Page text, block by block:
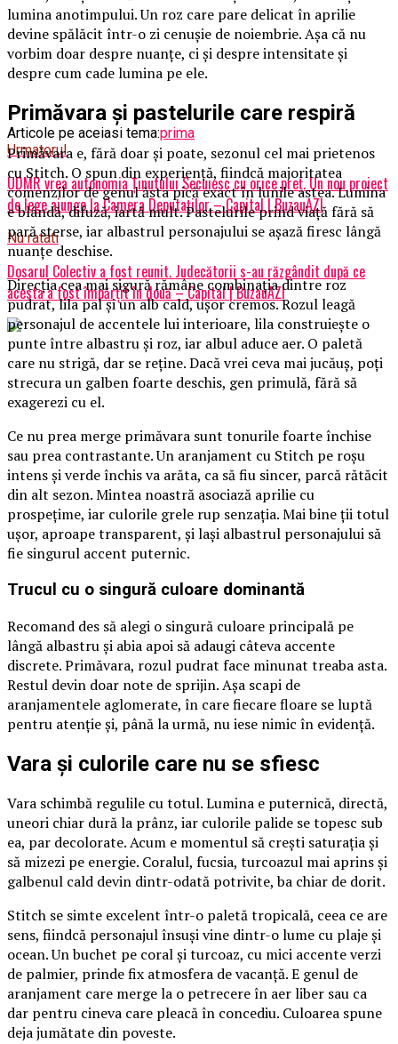
Articole pe aceiasi tema:prima
Urmatorul
UDMR vrea autonomia Ținutului Secuiesc cu orice preț. Un nou proiect
de lege ajunge la Camera Deputaților – Capital | BuzauAZI
Nu ratati
Dosarul Colectiv a fost reunit. Judecătorii s-au răzgândit după ce
acesta a fost împărțit în două – Capital | BuzauAZI
lumina anotimpului. Un roz care pare delicat în aprilie
devine spălăcit într-o zi cenușie de noiembrie. Așa că nu
vorbim doar despre nuanțe, ci și despre intensitate și
despre cum cade lumina pe ele.
Primăvara și pastelurile care respiră
Primăvara e, fără doar și poate, sezonul cel mai prietenos
cu Stitch. O spun din experiență, fiindcă majoritatea
comenzilor de genul ăsta pică exact în lunile astea. Lumina
e blândă, difuză, iartă mult. Pastelurile prind viață fără să
pară sterse, iar albastrul personajului se așază firesc lângă
nuanțe deschise.
Direcția cea mai sigură rămâne combinația dintre roz
pudrat, lila pal și un alb cald, ușor cremos. Rozul leagă
personajul de accentele lui interioare, lila construiește o
punte între albastru și roz, iar albul aduce aer. O paletă
care nu strigă, dar se reține. Dacă vrei ceva mai jucăuș, poți
strecura un galben foarte deschis, gen primulă, fără să
exagerezi cu el.
Ce nu prea merge primăvara sunt tonurile foarte închise
sau prea contrastante. Un aranjament cu Stitch pe roșu
intens și verde închis va arăta, ca să fiu sincer, parcă rătăcit
din alt sezon. Mintea noastră asociază aprilie cu
prospețime, iar culorile grele rup senzația. Mai bine ții totul
ușor, aproape transparent, și lași albastrul personajului să
fie singurul accent puternic.
Trucul cu o singură culoare dominantă
Recomand des să alegi o singură culoare principală pe
lângă albastru și abia apoi să adaugi câteva accente
discrete. Primăvara, rozul pudrat face minunat treaba asta.
Restul devin doar note de sprijin. Așa scapi de
aranjamentele aglomerate, în care fiecare floare se luptă
pentru atenție și, până la urmă, nu iese nimic în evidență.
Vara și culorile care nu se sfiesc
Vara schimbă regulile cu totul. Lumina e puternică, directă,
uneori chiar dură la prânz, iar culorile palide se topesc sub
ea, par decolorate. Acum e momentul să crești saturația și
să mizezi pe energie. Coralul, fucsia, turcoazul mai aprins și
galbenul cald devin dintr-odată potrivite, ba chiar de dorit.
Stitch se simte excelent într-o paletă tropicală, ceea ce are
sens, fiindcă personajul însuși vine dintr-o lume cu plaje și
ocean. Un buchet pe coral și turcoaz, cu mici accente verzi
de palmier, prinde fix atmosfera de vacanță. E genul de
aranjament care merge la o petrecere în aer liber sau ca
dar pentru cineva care pleacă în concediu. Culoarea spune
deja jumătate din poveste.